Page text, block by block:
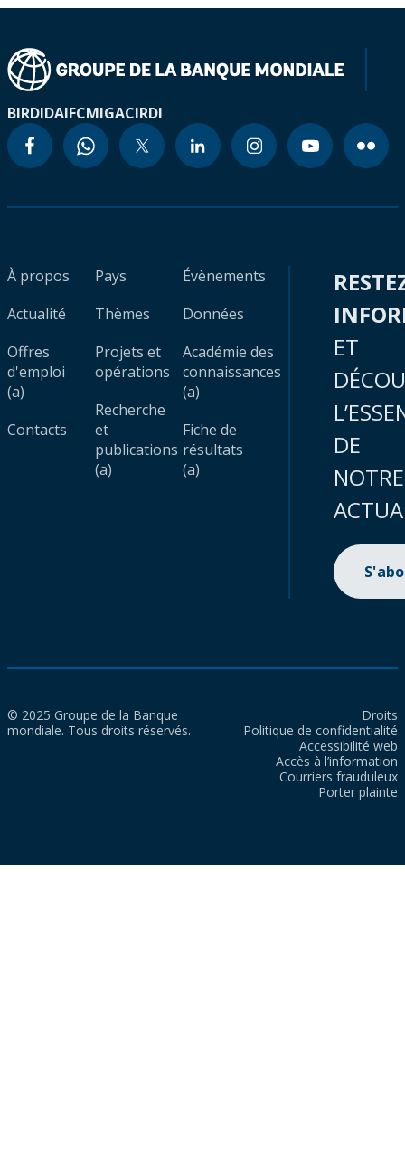
BIRDIDAIFCMIGACIRDI
À propos
Actualité
Offres
d'emploi
(a)
Contacts
Pays
Thèmes
Projets et
opérations
Recherche
et
publications
(a)
Évènements
Données
Académie des
connaissances
(a)
Fiche de
résultats
(a)
ET
DE
NOTRE
© 2025 Groupe de la Banque
mondiale. Tous droits réservés.
Droits
Politique de confidentialité
Accessibilité web
Accès à l’information
Courriers frauduleux
Porter plainte